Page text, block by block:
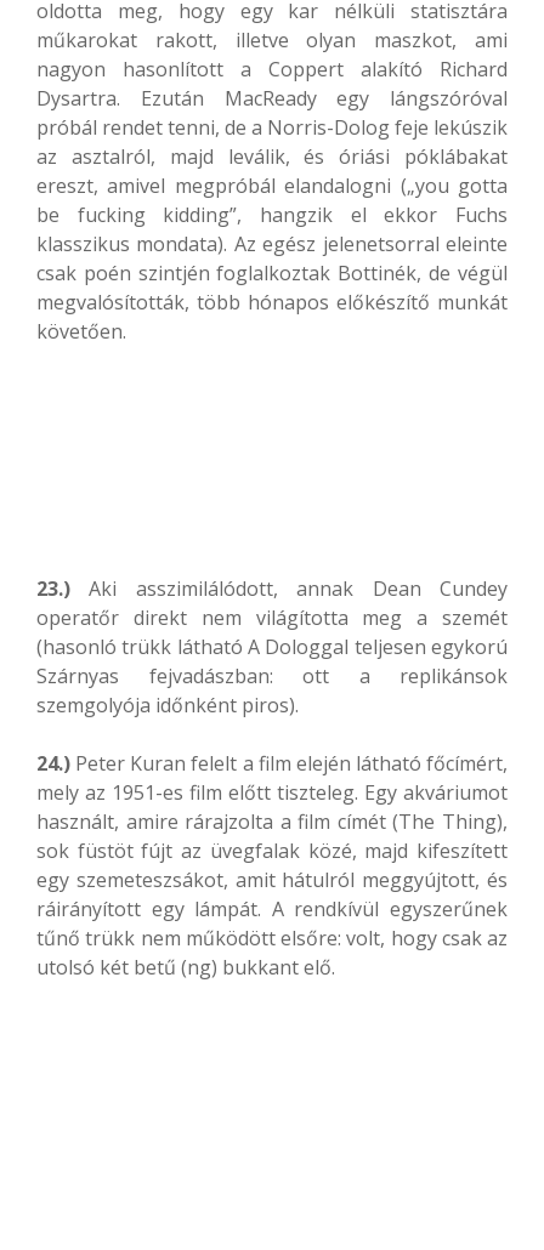
oldotta meg, hogy egy kar nélküli statisztára
műkarokat rakott, illetve olyan maszkot, ami
nagyon hasonlított a Coppert alakító Richard
Dysartra. Ezután MacReady egy lángszóróval
próbál rendet tenni, de a Norris-Dolog feje lekúszik
az asztalról, majd leválik, és óriási póklábakat
ereszt, amivel megpróbál elandalogni („you gotta
be fucking kidding”, hangzik el ekkor Fuchs
klasszikus mondata). Az egész jelenetsorral eleinte
csak poén szintjén foglalkoztak Bottinék, de végül
megvalósították, több hónapos előkészítő munkát
követően.
23.)Aki asszimilálódott, annak Dean Cundey
operatőr direkt nem világította meg a szemét
(hasonló trükk látható A Dologgal teljesen egykorú
Szárnyas fejvadászban: ott a replikánsok
szemgolyója időnként piros).
24.) Peter Kuran felelt a film elején látható főcímért,
mely az 1951-es film előtt tiszteleg. Egy akváriumot
használt, amire rárajzolta a film címét (The Thing),
sok füstöt fújt az üvegfalak közé, majd kifeszített
egy szemeteszsákot, amit hátulról meggyújtott, és
ráirányított egy lámpát. A rendkívül egyszerűnek
tűnő trükk nem működött elsőre: volt, hogy csak az
utolsó két betű (ng) bukkant elő.